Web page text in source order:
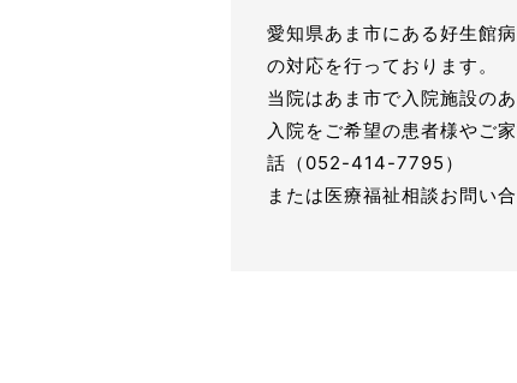
愛知県あま市にある好生館
の対応を行っております。
当院はあま市で入院施設の
入院をご希望の患者様やご
話（052-414-7795）
または医療福祉相談お問い